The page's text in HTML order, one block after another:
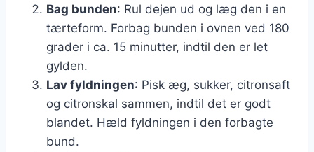
Bag bunden: Rul dejen ud og læg den i en
tærteform. Forbag bunden i ovnen ved 180
grader i ca. 15 minutter, indtil den er let
gylden.
Lav fyldningen: Pisk æg, sukker, citronsaft
og citronskal sammen, indtil det er godt
blandet. Hæld fyldningen i den forbagte
bund.